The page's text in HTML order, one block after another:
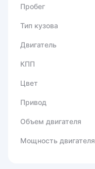
Пробег
Тип кузова
Двигатель
КПП
Цвет
Привод
Объем двигателя
Мощность двигателя